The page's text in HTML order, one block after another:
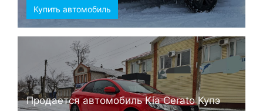
Купить автомобиль
Продается автомобиль Kia Cerato Купэ